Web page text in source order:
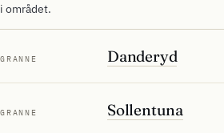
i området.
GRANNE Danderyd
GRANNE Sollentuna